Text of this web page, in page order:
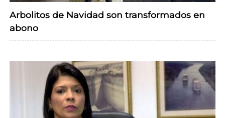
Arbolitos de Navidad son transformados en
abono